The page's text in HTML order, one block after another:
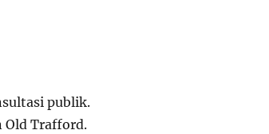
publik.
Old Trafford.